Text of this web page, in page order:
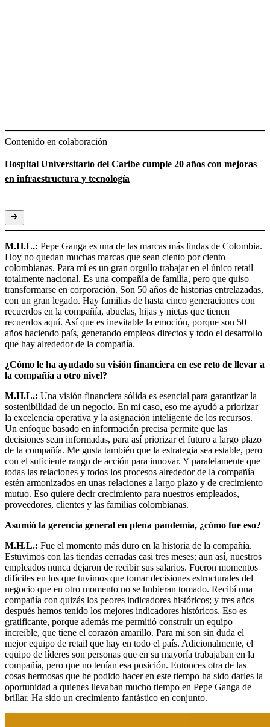
Contenido en colaboración
Hospital Universitario del Caribe cumple 20 años con mejoras
en infraestructura y tecnología
M.H.L.: Pepe Ganga es una de las marcas más lindas de Colombia.
Hoy no quedan muchas marcas que sean ciento por ciento
colombianas. Para mí es un gran orgullo trabajar en el único retail
totalmente nacional. Es una compañía de familia, pero que quiso
transformarse en corporación. Son 50 años de historias entrelazadas,
con un gran legado. Hay familias de hasta cinco generaciones con
recuerdos en la compañía, abuelas, hijas y nietas que tienen
recuerdos aquí. Así que es inevitable la emoción, porque son 50
años haciendo país, generando empleos directos y todo el desarrollo
que hay alrededor de la compañía.
¿Cómo le ha ayudado su visión financiera en ese reto de llevar a
la compañía a otro nivel?
M.H.L.: Una visión financiera sólida es esencial para garantizar la
sostenibilidad de un negocio. En mi caso, eso me ayudó a priorizar
la excelencia operativa y la asignación inteligente de los recursos.
Un enfoque basado en información precisa permite que las
decisiones sean informadas, para así priorizar el futuro a largo plazo
de la compañía. Me gusta también que la estrategia sea estable, pero
con el suficiente rango de acción para innovar. Y paralelamente que
todas las relaciones y todos los procesos alrededor de la compañía
estén armonizados en unas relaciones a largo plazo y de crecimiento
mutuo. Eso quiere decir crecimiento para nuestros empleados,
proveedores, clientes y las familias colombianas.
Asumió la gerencia general en plena pandemia, ¿cómo fue eso?
M.H.L.: Fue el momento más duro en la historia de la compañía.
Estuvimos con las tiendas cerradas casi tres meses; aun así, nuestros
empleados nunca dejaron de recibir sus salarios. Fueron momentos
difíciles en los que tuvimos que tomar decisiones estructurales del
negocio que en otro momento no se hubieran tomado. Recibí una
compañía con quizás los peores indicadores históricos; y tres años
después hemos tenido los mejores indicadores históricos. Eso es
gratificante, porque además me permitió construir un equipo
increíble, que tiene el corazón amarillo. Para mí son sin duda el
mejor equipo de retail que hay en todo el país. Adicionalmente, el
equipo de líderes son personas que en su mayoría trabajaban en la
compañía, pero que no tenían esa posición. Entonces otra de las
cosas hermosas que he podido hacer en este tiempo ha sido darles la
oportunidad a quienes llevaban mucho tiempo en Pepe Ganga de
brillar. Ha sido un crecimiento fantástico en conjunto.